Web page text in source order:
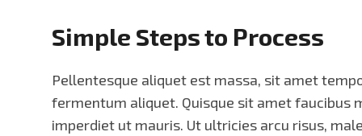
Simple Steps to Process
Pellentesque aliquet est massa, sit amet
fermentum aliquet. Quisque sit amet faucibus
imperdiet ut mauris. Ut ultricies arcu risus,